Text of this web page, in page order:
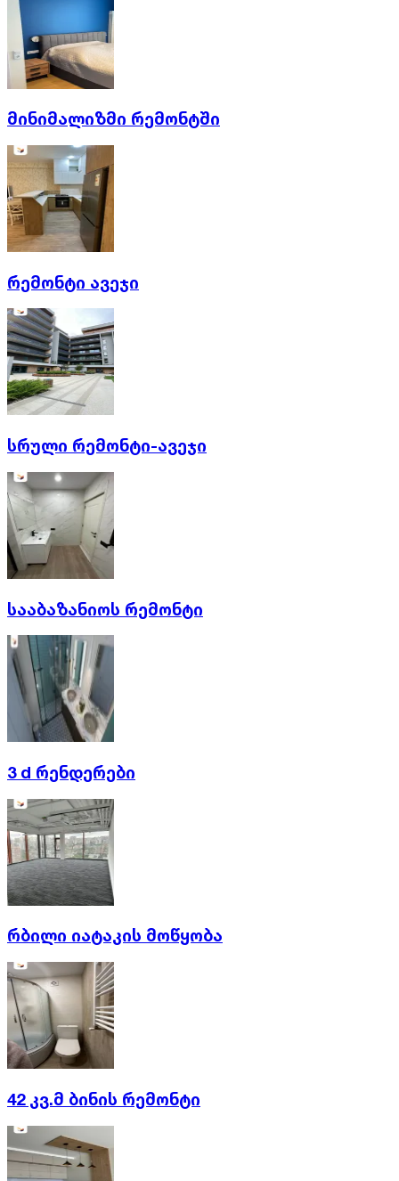
მინიმალიზმი რემონტში
რემონტი ავეჯი
სრული რემონტი-ავეჯი
სააბაზანიოს რემონტი
3 d რენდერები
რბილი იატაკის მოწყობა
42 კვ.მ ბინის რემონტი